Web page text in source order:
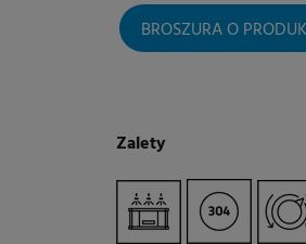
BROSZURA O
Zalety